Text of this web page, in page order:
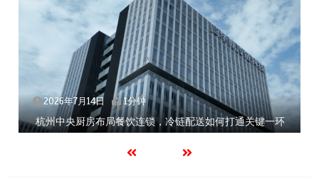
1分钟
连锁，冷链配送如何打通关键一环
2026年7月14日
北京餐饮企业如何选择